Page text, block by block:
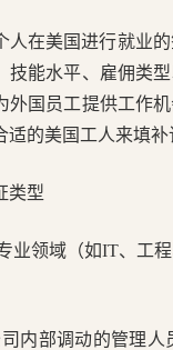
人在美国进行就业
技能水平、雇佣类
外国员工提供工作
的美国工人来填补
类型
业领域（如IT、工
内部调动的管理